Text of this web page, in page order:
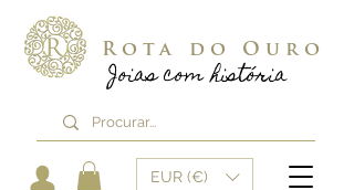
Joias com história
Rota do Ouro
EUR (€)